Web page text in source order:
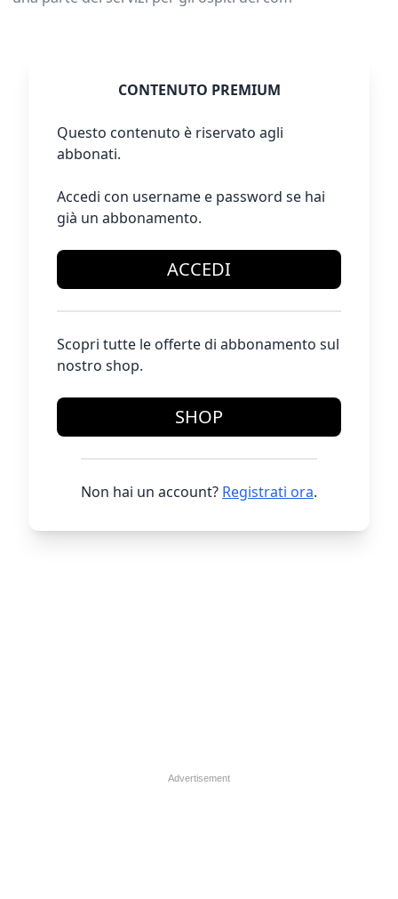
CONTENUTO PREMIUM
Questo contenuto è riservato agli
abbonati.
Accedi con username e password se hai
già un abbonamento.
ACCEDI
Scopri tutte le offerte di abbonamento sul
nostro shop.
SHOP
Non hai un account? Registrati ora.